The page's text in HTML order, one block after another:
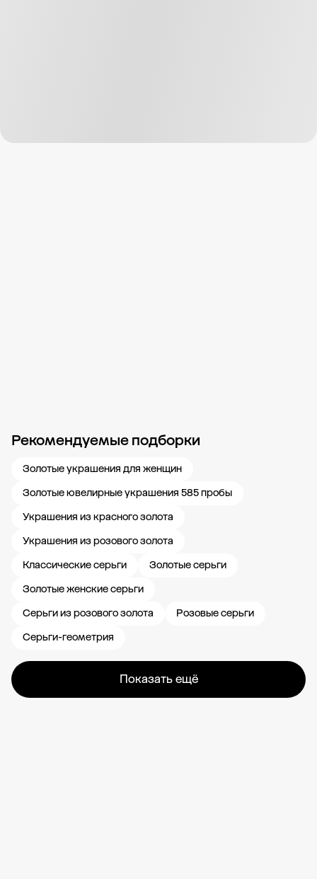
Рекомендуемые подборки
Золотые украшения для женщин
Золотые ювелирные украшения 585 пробы
Украшения из красного золота
Украшения из розового золота
Классические серьги
Золотые серьги
Золотые женские серьги
Серьги из розового золота
Розовые серьги
Серьги-геометрия
Показать ещё
Новости компании Журнал ЗОЛОТОЙ Блог